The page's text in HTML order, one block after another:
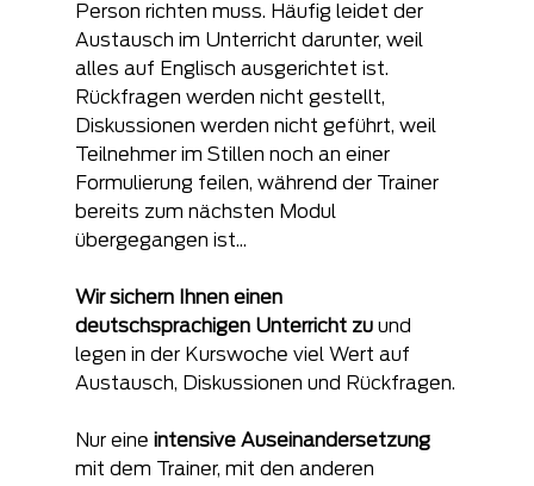
Person richten muss. Häufig leidet der
Austausch im Unterricht darunter, weil
alles auf Englisch ausgerichtet ist.
Rückfragen werden nicht gestellt,
Diskussionen werden nicht geführt, weil
Teilnehmer im Stillen noch an einer
Formulierung feilen, während der Trainer
bereits zum nächsten Modul
übergegangen ist...
Wir sichern Ihnen einen
deutschsprachigen Unterricht zu und
legen in der Kurswoche viel Wert auf
Austausch, Diskussionen und Rückfragen.
Nur eine intensive Auseinandersetzung
mit dem Trainer, mit den anderen